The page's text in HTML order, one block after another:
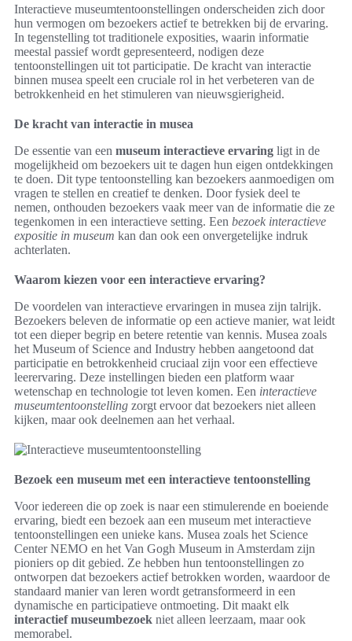
Interactieve museumtentoonstellingen onderscheiden zich door
hun vermogen om bezoekers actief te betrekken bij de ervaring.
In tegenstelling tot traditionele exposities, waarin informatie
meestal passief wordt gepresenteerd, nodigen deze
tentoonstellingen uit tot participatie. De kracht van interactie
binnen musea speelt een cruciale rol in het verbeteren van de
betrokkenheid en het stimuleren van nieuwsgierigheid.
De kracht van interactie in musea
De essentie van een museum interactieve ervaring ligt in de
mogelijkheid om bezoekers uit te dagen hun eigen ontdekkingen
te doen. Dit type tentoonstelling kan bezoekers aanmoedigen om
vragen te stellen en creatief te denken. Door fysiek deel te
nemen, onthouden bezoekers vaak meer van de informatie die ze
tegenkomen in een interactieve setting. Een bezoek interactieve
expositie in museum kan dan ook een onvergetelijke indruk
achterlaten.
Waarom kiezen voor een interactieve ervaring?
De voordelen van interactieve ervaringen in musea zijn talrijk.
Bezoekers beleven de informatie op een actieve manier, wat leidt
tot een dieper begrip en betere retentie van kennis. Musea zoals
het Museum of Science and Industry hebben aangetoond dat
participatie en betrokkenheid cruciaal zijn voor een effectieve
leerervaring. Deze instellingen bieden een platform waar
wetenschap en technologie tot leven komen. Een interactieve
museumtentoonstelling zorgt ervoor dat bezoekers niet alleen
kijken, maar ook deelnemen aan het verhaal.
Bezoek een museum met een interactieve tentoonstelling
Voor iedereen die op zoek is naar een stimulerende en boeiende
ervaring, biedt een bezoek aan een museum met interactieve
tentoonstellingen een unieke kans. Musea zoals het Science
Center NEMO en het Van Gogh Museum in Amsterdam zijn
pioniers op dit gebied. Ze hebben hun tentoonstellingen zo
ontworpen dat bezoekers actief betrokken worden, waardoor de
standaard manier van leren wordt getransformeerd in een
dynamische en participatieve ontmoeting. Dit maakt elk
interactief museumbezoek niet alleen leerzaam, maar ook
memorabel.